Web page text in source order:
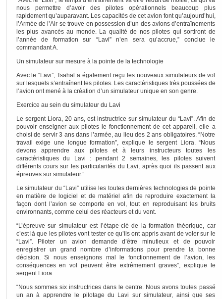
nous permettre d’avoir des pilotes opérationnels beaucoup plus
rapidement qu’auparavant. Les capacités de cet avion font qu’aujourd’hui,
l’Armée de l’Air se trouve en possession d’un des avions d’entraînements
les plus avancés au monde. La qualité de nos pilotes qui sortiront de
l’année de formation sur “Lavi” n’en sera qu’accrue,” conclue le
commandant A.
Un simulateur sur mesure à la pointe de la technologie
Avec le “Lavi”, Tsahal a également reçu les nouveaux simulateurs de vol
sur lesquels s’entraînent les pilotes. Les caractéristiques très poussées de
l’avion ont mené à la création d’un simulateur unique en son genre.
Exercice au sein du simulateur du Lavi
Le sergent Liora, 20 ans, est instructrice sur simulateur du “Lavi”. Afin de
pouvoir enseigner aux pilotes le fonctionnement de cet appareil, elle a
choisi de servir 3 ans dans l’armée, au lieu des 2 ans obligatoires. “Notre
travail exige une longue formation”, explique le sergent Liora. “Nous
devons apprendre aux pilotes et à leurs instructeurs toutes les
caractéristiques du Lavi : pendant 2 semaines, les pilotes suivent
différents cours sur les particularités du Lavi, après quoi ils passent aux
épreuves sur simulateur.”
Le simulateur du “Lavi” utilise les toutes dernières technologies de pointe
en matière de logiciel et de matériel afin de reproduire exactement la
façon dont l’avion se comporte en vol, tout en reproduisant les bruits
environnants, comme celui des réacteurs et du vent.
“L’épreuve sur simulateur est l’étape-clé de la formation théorique, car
c’est là que les pilotes vont tester ce qu’ils ont appris avant de voler sur le
“Lavi”. Piloter un avion demande d’être minutieux et de pouvoir
enregistrer un grand nombre d’informations pour prendre la bonne
décision. Si nous enseignons mal le fonctionnement de l’avion, les
conséquences en vol peuvent être extrêmement graves”, explique le
sergent Liora.
“Nous sommes six instructrices dans le centre. Nous avons toutes passé
un an à apprendre le pilotage du Lavi sur simulateur, ainsi que ses